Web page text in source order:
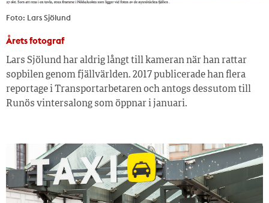
Foto: Lars Sjölund
Årets fotograf
Lars Sjölund har aldrig långt till kameran när han rattar
sopbilen genom fjällvärlden. 2017 publicerade han flera
reportage i Transportarbetaren och antogs dessutom till
Runös vintersalong som öppnar i januari.